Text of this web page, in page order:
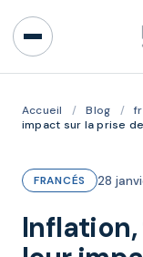
Accueil / Blog /
impact sur la prise
FRANCÉS 28